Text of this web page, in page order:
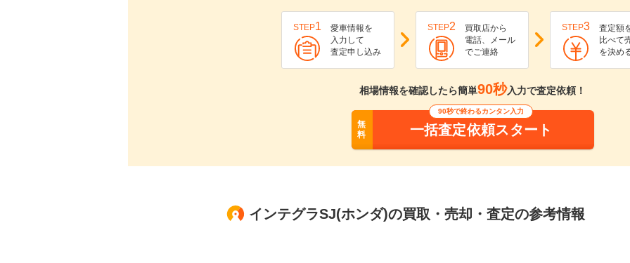
STEP1
愛車情報を
入力して
査定申し込み
STEP2
買取店から
電話、メール
でご連絡
STEP3
査定額
比べて
を決め
相場情報を確認したら簡単90秒入力で査定依頼！
無
料
90秒で終わるカンタン入力
一括査定依頼スタート
インテグラSJ(ホンダ)の買取・売却・査定の参考情報